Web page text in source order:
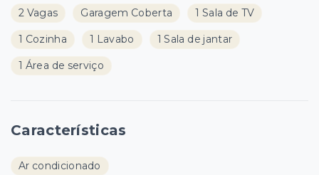
2 Vagas Garagem Coberta 1 Sala de TV
1 Cozinha 1 Lavabo 1 Sala de jantar
1 Área de serviço
Características
Ar condicionado